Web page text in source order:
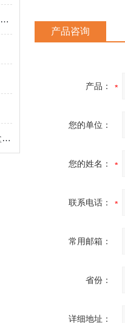
防爆操作柱在选购时需要考虑哪些因素？
LA53-1钮2钮3钮防爆控制按钮盒参数说明
产品咨询
产品：
您的单位：
您的姓名：
联系电话：
常用邮箱：
省份：
详细地址：